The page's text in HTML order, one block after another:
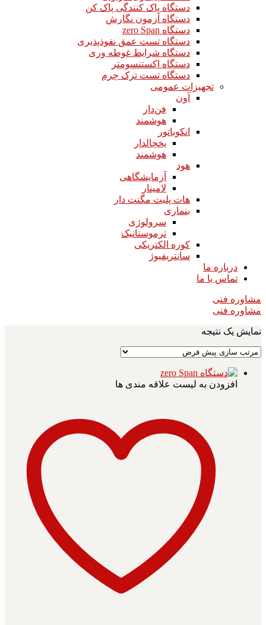
دستگاه پاک کنندگی پاک کن
دستگاه آزمون نگارش
دستگاه zero Span
دستگاه تست عمق نفوذپذیری
دستگاه شرایط غوطه وری
دستگاه اکستنسومتر
دستگاه تست ترک چرم
تجهیزات عمومی
آون
فن‌دار
هوشمند
انکوباتور
یخچالدار
هوشمند
هود
آزمایشگاهی
لامینار​​​​​​​
هات پلیت مگنت دار​​​​​​​
بنماری
سرولوژی
ترموستاتیک
کوره الکتریکی
سانتریفیوژ
درباره ما
تماس با ما
مشاوره فنی
مشاوره فنی
نمایش یک نتیجه
افزودن به لیست علاقه مندی ها